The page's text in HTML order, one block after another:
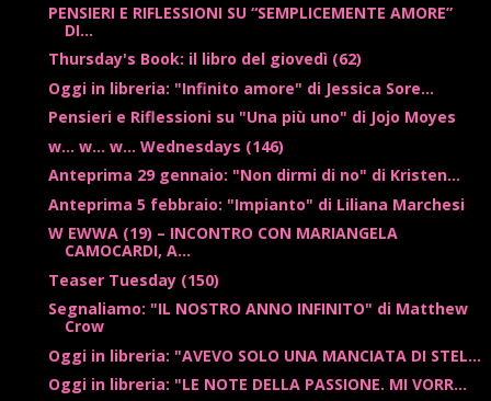
PENSIERI E RIFLESSIONI SU “SEMPLICEMENTE AMORE”
DI...
Thursday's Book: il libro del giovedì (62)
Oggi in libreria: "Infinito amore" di Jessica Sore...
Pensieri e Riflessioni su "Una più uno" di Jojo Moyes
w... w... w... Wednesdays (146)
Anteprima 29 gennaio: "Non dirmi di no" di Kristen...
Anteprima 5 febbraio: "Impianto" di Liliana Marchesi
W EWWA (19) – INCONTRO CON MARIANGELA
CAMOCARDI, A...
Teaser Tuesday (150)
Segnaliamo: "IL NOSTRO ANNO INFINITO" di Matthew
Crow
Oggi in libreria: "AVEVO SOLO UNA MANCIATA DI STEL...
Oggi in libreria: "LE NOTE DELLA PASSIONE. MI VORR...